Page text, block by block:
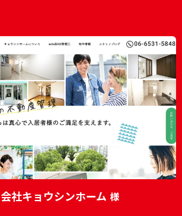
社キョウシンホーム 様